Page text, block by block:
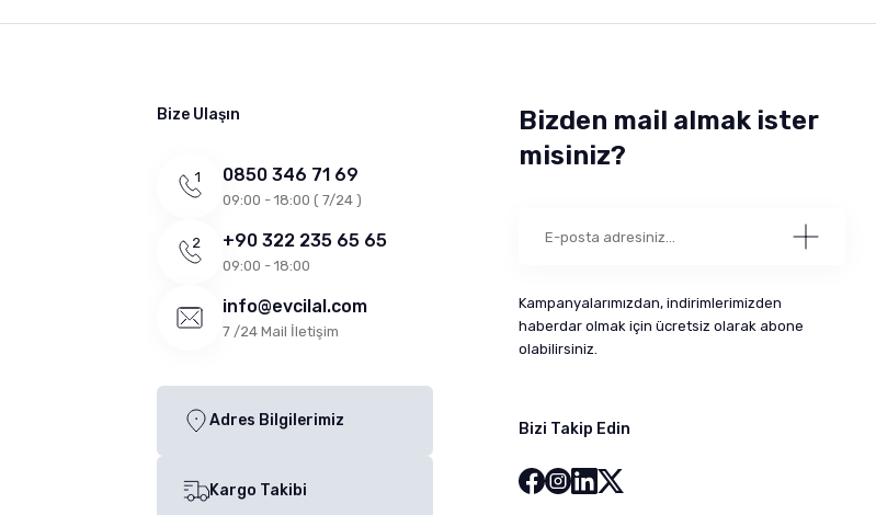
Bize Ulaşın
0850 346 71 69
09:00 - 18:00 ( 7/24 )
+90 322 235 65 65
09:00 - 18:00
info@evcilal.com
7 /24 Mail İletişim
Adres Bilgilerimiz
Kargo Takibi
Bizden mail almak ister
misiniz?
Kampanyalarımızdan, indirimlerimizden
haberdar olmak için ücretsiz olarak abone
olabilirsiniz.
Bizi Takip Edin